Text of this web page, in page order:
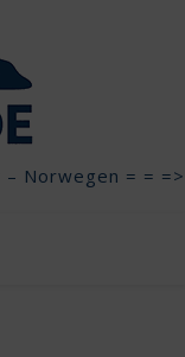
– Norwegen = = =>